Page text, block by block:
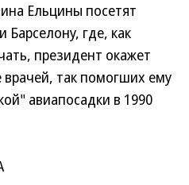
Ельцины посетят
где, как
президент окажет
так помогших ему
авиапосадки в 1990